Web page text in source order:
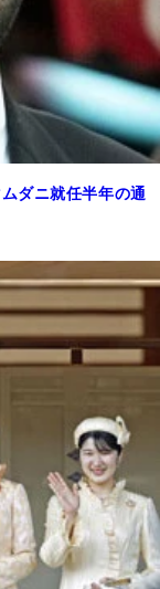
ダニ就任半年の通